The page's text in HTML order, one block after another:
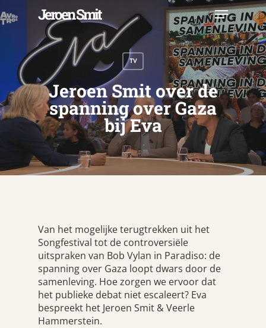
to
Jeroen Smit Menu
TV
Jeroen Smit over de
spanning over Gaza
bij Eva
Van het mogelijke terugtrekken uit het
Songfestival tot de controversiële
uitspraken van Bob Vylan in Paradiso: de
spanning over Gaza loopt dwars door de
samenleving. Hoe zorgen we ervoor dat
het publieke debat niet escaleert? Eva
bespreekt het Jeroen Smit & Veerle
Hammerstein.
Close
Menu